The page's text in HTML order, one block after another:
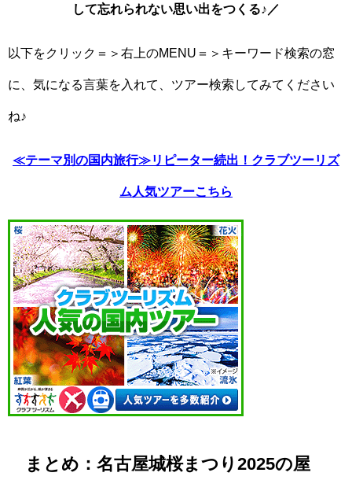
して忘れられない思い出をつくる♪／
以下をクリック＝＞右上のMENU＝＞キーワード検索の窓
に、気になる言葉を入れて、ツアー検索してみてください
ね♪
≪テーマ別の国内旅行≫リピーター続出！クラブツーリズ
ム人気ツアーこちら
まとめ：名古屋城桜まつり2025の屋